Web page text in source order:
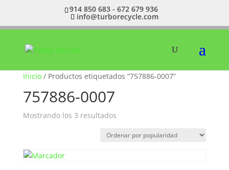
914 850 683 - 672 679 936
info@turborecycle.com
Inicio/ Productos etiquetados “757886-0007”
757886-0007
Mostrando los 3 resultadosOrdenado
popularidad